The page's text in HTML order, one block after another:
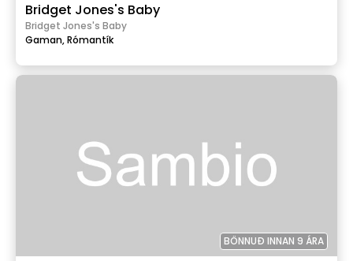
Bridget Jones's Baby
Bridget Jones's Baby
Gaman,Rómantík
BÖNNUÐ INNAN 9 ÁRA